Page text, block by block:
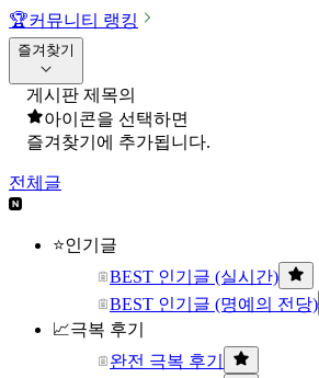
🏆커뮤니티 랭킹
즐겨찾기
게시판 제목의
아이콘을 선택하면
즐겨찾기에 추가됩니다.
전체글
⭐인기글
BEST 인기글 (실시간)
BEST 인기글 (명예의 전당)
📈극복 후기
완전 극복 후기